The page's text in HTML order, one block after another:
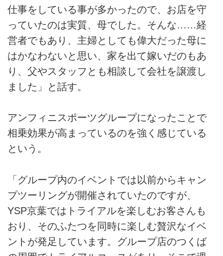
仕事をしている事が多かったので、お店を守
っていたのは実質、母でした。そんな……経
営者でもあり、主婦としても偉大だった母に
はかなわないと思い、家を出て嫁いだのもあ
り、父やスタッフとも相談して会社を譲渡し
ました」と話す。
アンフィニスポーツグループになったことで
相乗効果が高まっているのを強く感じている
という。
「グループ内のイベントでは以前からキャン
プツーリングが開催されていたのですが、
YSP京葉ではトライアルを楽しむお客さんも
おり、そのふたつを同時に楽しむ贅沢なイベ
ントが発足しています。グループ店のつくば